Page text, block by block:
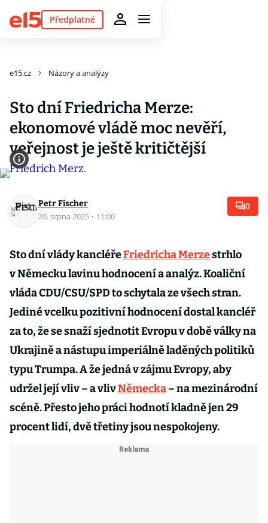
Předplatné
e15.cz Názory a analýzy
Sto dní Friedricha Merze:
ekonomové vládě moc nevěří,
veřejnost je ještě kritičtější
Petr Fischer
20. srpna 2025 · 11:00
0
Sto dní vlády kancléřeFriedricha Merzestrhlo
v Německu lavinu hodnocení a analýz. Koaliční
vláda CDU/CSU/SPD to schytala ze všech stran.
Jediné vcelku pozitivní hodnocení dostal kancléř
za to, že se snaží sjednotit Evropu v době války na
Ukrajině a nástupu imperiálně laděných politiků
typu Trumpa. A že jedná v zájmu Evropy, aby
udržel její vliv – a vlivNěmecka– na mezinárodní
scéně. Přesto jeho práci hodnotí kladně jen 29
procent lidí, dvě třetiny jsou nespokojeny.